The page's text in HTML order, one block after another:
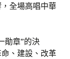
全場高唱中華
章”的決
、建設、改革